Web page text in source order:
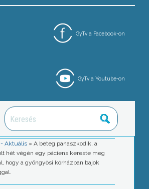
GyTv a Facebook-on
GyTv a Youtube-on
Aktuális »A beteg panaszkodik, a
hét végén egy páciens kereste meg
hogy a gyöngyösi kórházban bajok